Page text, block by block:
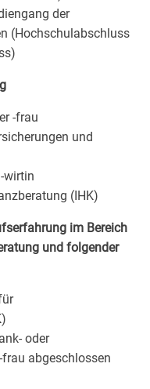
der
(Hochschulabschluss
-frau
und
wirtin
(IHK)
im Bereich
und folgender
oder
abgeschlossen